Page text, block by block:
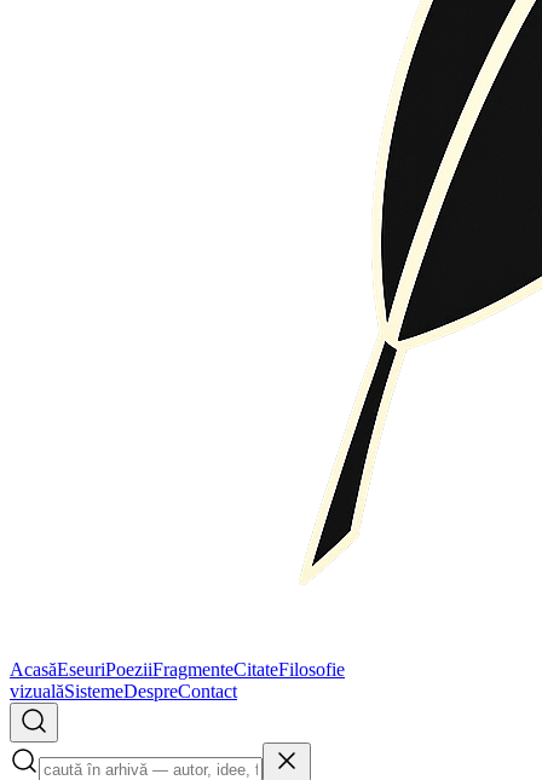
AcasăEseuriPoeziiFragmenteCitateFilosofie
vizualăSistemeDespreContact